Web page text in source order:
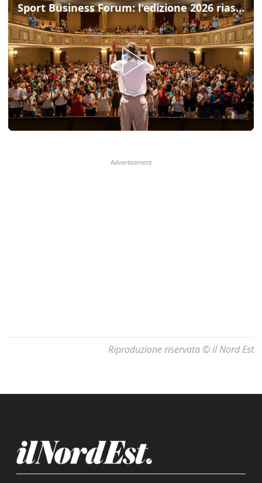
Sport Business Forum: l'edizione 2026 riassunta in pochi minuti
Riproduzione riservata © il Nord Est